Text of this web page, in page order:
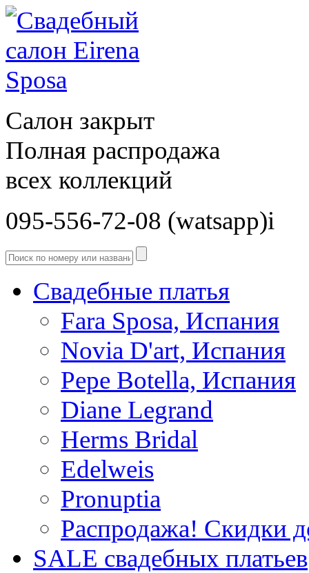
Салон закрыт
Полная распродажа
всех коллекций
095-556-72-08 (watsapp)і
Свадебные платья
Fara Sposa, Испания
Novia D'art, Испания
Pepe Botella, Испания
Diane Legrand
Herms Bridal
Edelweis
Pronuptia
Распродажа! Скидки
SALE cвадебных платьев